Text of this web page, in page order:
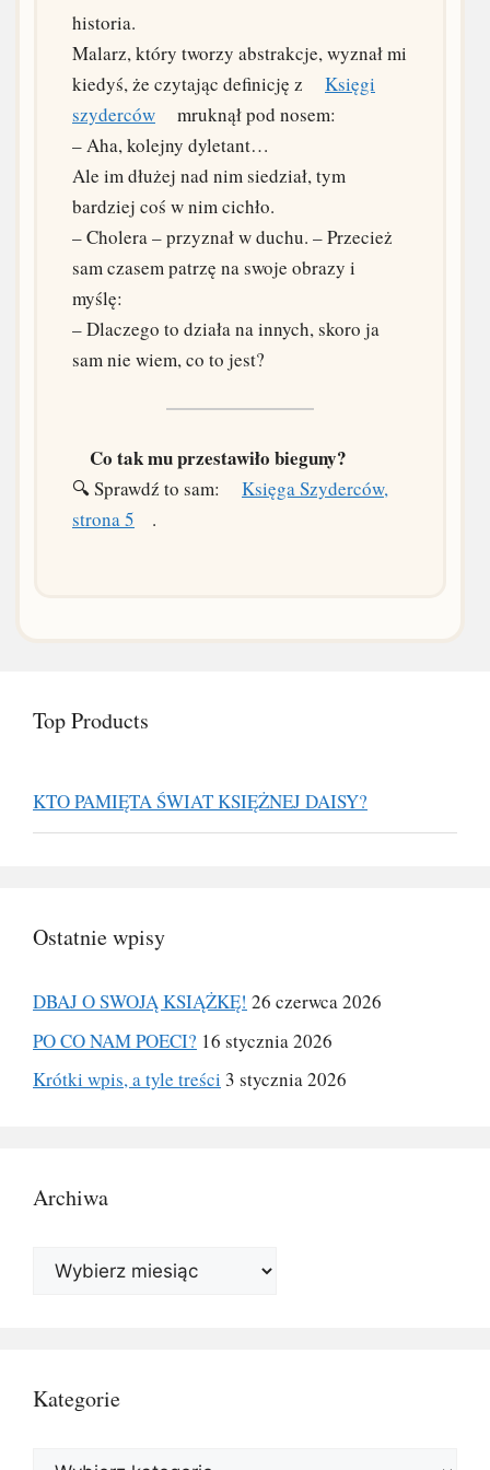
historia.
Malarz, który tworzy abstrakcje, wyznał mi
kiedyś, że czytając definicję z
Księgi
szyderców
mruknął pod nosem:
– Aha, kolejny dyletant…
Ale im dłużej nad nim siedział, tym
bardziej coś w nim cichło.
– Cholera – przyznał w duchu. – Przecież
sam czasem patrzę na swoje obrazy i
myślę:
– Dlaczego to działa na innych, skoro ja
sam nie wiem, co to jest?
Co tak mu przestawiło bieguny?
🔍 Sprawdź to sam:
Księga Szyderców,
strona 5
.
Top Products
KTO PAMIĘTA ŚWIAT KSIĘŻNEJ DAISY?
Ostatnie wpisy
DBAJ O SWOJĄ KSIĄŻKĘ! 26 czerwca 2026
PO CO NAM POECI? 16 stycznia 2026
Krótki wpis, a tyle treści 3 stycznia 2026
Archiwa
Archiwa
Kategorie
Kategorie